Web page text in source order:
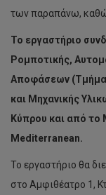
των παραπάνω,
Το εργαστήριο
Ρομποτικής,
Αποφάσεων (Τμήμα
και Μηχανικής
Κύπρου και από
Mediterranean.
Το εργαστήριο θα
στο Αμφιθέατρο 1,